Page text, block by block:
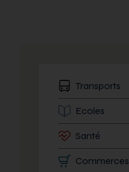
Transports
Ecoles
Santé
Commerces